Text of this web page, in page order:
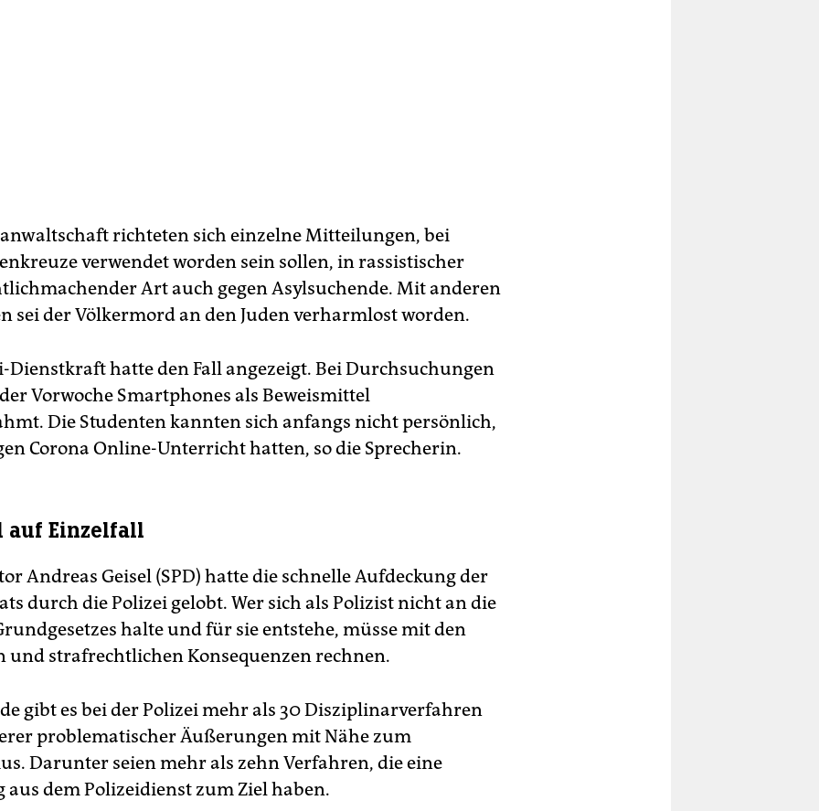
richteten sich einzelne Mitteilungen, bei
verwendet worden sein sollen, in rassistischer
Art auch gegen Asylsuchende. Mit anderen
sei der Völkermord an den Juden verharmlost worden.
Dienstkraft hatte den Fall angezeigt. Bei Durchsuchungen
Vorwoche Smartphones als Beweismittel
Die Studenten kannten sich anfangs nicht persönlich,
Corona Online-Unterricht hatten, so die Sprecherin.
auf Einzelfall
Andreas Geisel (SPD) hatte die schnelle Aufdeckung der
durch die Polizei gelobt. Wer sich als Polizist nicht an die
halte und für sie entstehe, müsse mit den
und strafrechtlichen Konsequenzen rechnen.
gibt es bei der Polizei mehr als 30 Disziplinarverfahren
problematischer Äußerungen mit Nähe zum
Darunter seien mehr als zehn Verfahren, die eine
dem Polizeidienst zum Ziel haben.